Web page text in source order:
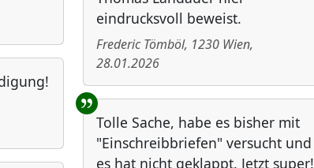
eindrucksvoll beweist.
Frederic Tömböl, 1230 Wien,
28.01.2026
Tolle Sache, habe es bisher mit
"Einschreibbriefen" versucht und
es hat nicht geklappt. Jetzt super!